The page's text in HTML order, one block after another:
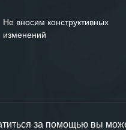
Не вносим конструктивных
изменений
за помощью вы